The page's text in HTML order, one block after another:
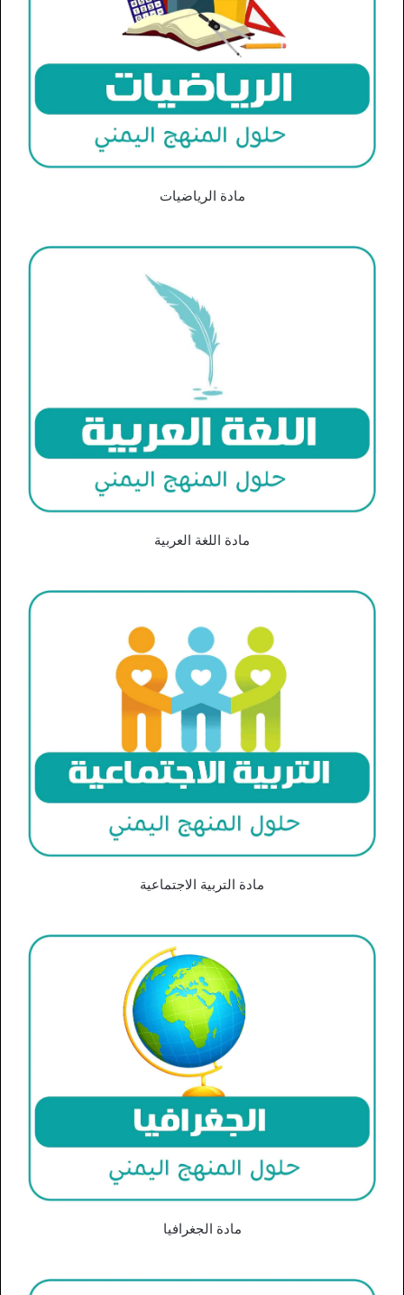
مادة الرياضيات
مادة اللغة العربية
مادة التربية الاجتماعية
مادة الجغرافيا